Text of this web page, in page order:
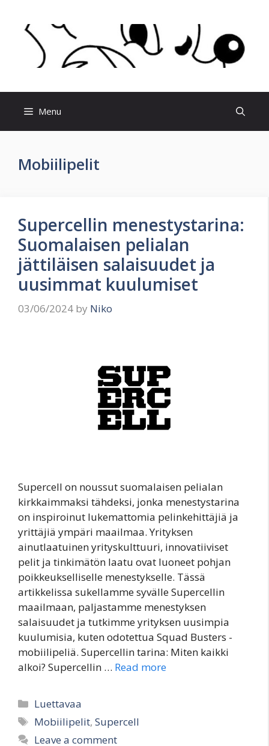
content
Menu
Mobiilipelit
Supercellin menestystarina:
Suomalaisen pelialan
jättiläisen salaisuudet ja
uusimmat kuulumiset
03/06/2024 by Niko
Supercell on noussut suomalaisen pelialan
kirkkaimmaksi tähdeksi, jonka menestystarina
on inspiroinut lukemattomia pelinkehittäjiä ja
yrittäjiä ympäri maailmaa. Yrityksen
ainutlaatuinen yrityskulttuuri, innovatiiviset
pelit ja tinkimätön laatu ovat luoneet pohjan
poikkeukselliselle menestykselle. Tässä
artikkelissa sukellamme syvälle Supercellin
maailmaan, paljastamme menestyksen
salaisuudet ja tutkimme yrityksen uusimpia
kuulumisia, kuten odotettua Squad Busters -
mobiilipeliä. Supercellin tarina: Miten kaikki
alkoi? Supercellin … Read more
Categories
Luettavaa
Tags
Mobiilipelit,Supercell
Leave a comment